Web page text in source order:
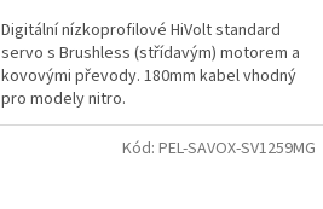
Digitální nízkoprofilové HiVolt standard
servo s Brushless (střídavým) motorem a
kovovými převody. 180mm kabel vhodný
pro modely nitro.
Kód: PEL-SAVOX-SV1259MG